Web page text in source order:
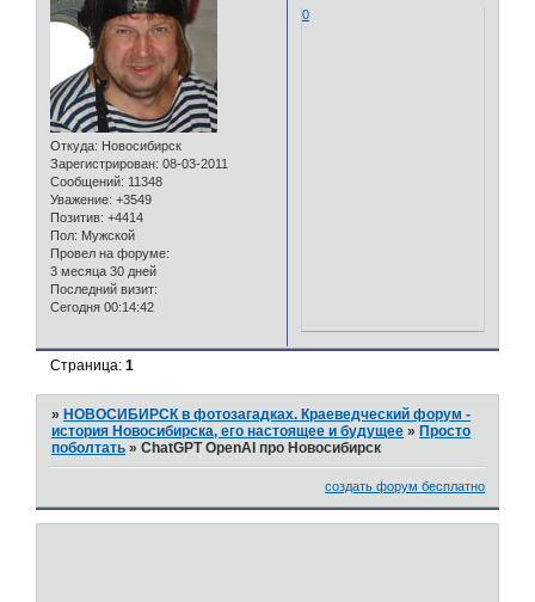
Откуда: Новосибирск
Зарегистрирован: 08-03-2011
Сообщений: 11348
Уважение: +3549
Позитив: +4414
Пол: Мужской
Провел на форуме:
3 месяца 30 дней
Последний визит:
Сегодня 00:14:42
0
Страница:1
» НОВОСИБИРСК в фотозагадках. Краеведческий форум -
история Новосибирска, его настоящее и будущее » Просто
поболтать »ChatGPT OpenAI про Новосибирск
создать форум бесплатно